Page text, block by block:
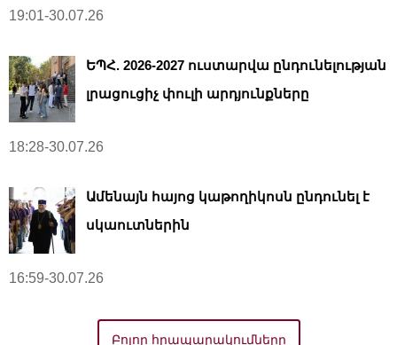
19:01-30.07.26
ԵՊՀ. 2026-2027 ուստարվա ընդունելության
լրացուցիչ փուլի արդյունքները
18:28-30.07.26
Ամենայն հայոց կաթողիկոսն ընդունել է
սկաուտներին
16:59-30.07.26
Բոլոր հրապարակումները